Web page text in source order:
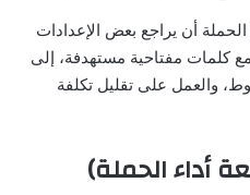
أن يراجع بعض الإعدادات
كلمات مفتاحية مستهدفة، إلى
والعمل على تقليل تكلفة
أداء الحملة)